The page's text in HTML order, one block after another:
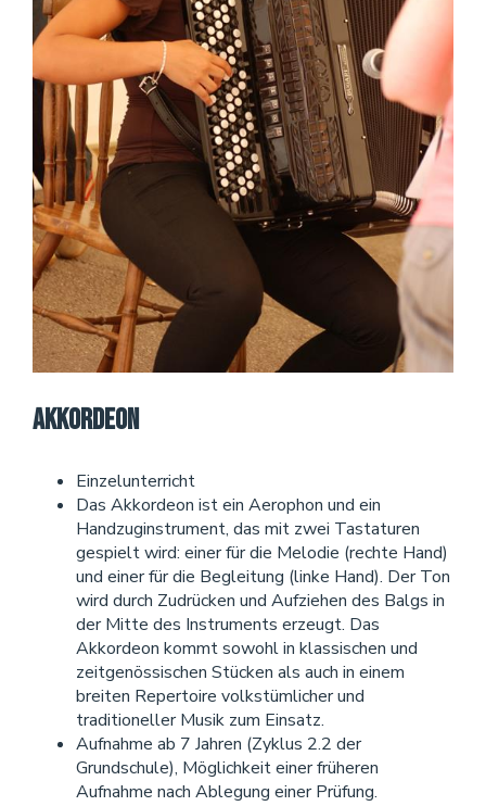
Akkordeon
Einzelunterricht
Das Akkordeon ist ein Aerophon und ein
Handzuginstrument, das mit zwei Tastaturen
gespielt wird: einer für die Melodie (rechte Hand)
und einer für die Begleitung (linke Hand). Der Ton
wird durch Zudrücken und Aufziehen des Balgs in
der Mitte des Instruments erzeugt. Das
Akkordeon kommt sowohl in klassischen und
zeitgenössischen Stücken als auch in einem
breiten Repertoire volkstümlicher und
traditioneller Musik zum Einsatz.
Aufnahme ab 7 Jahren (Zyklus 2.2 der
Grundschule), Möglichkeit einer früheren
Aufnahme nach Ablegung einer Prüfung.